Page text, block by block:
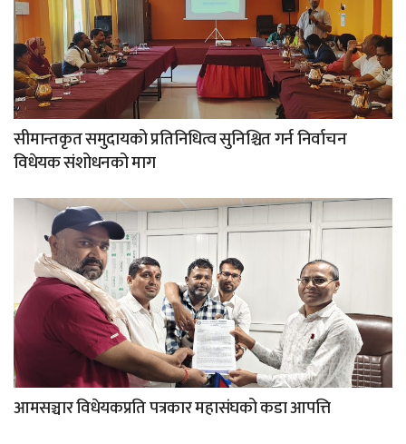
सीमान्तकृत समुदायको प्रतिनिधित्व सुनिश्चित गर्न निर्वाचन
विधेयक संशोधनको माग
आमसञ्चार विधेयकप्रति पत्रकार महासंघको कडा आपत्ति